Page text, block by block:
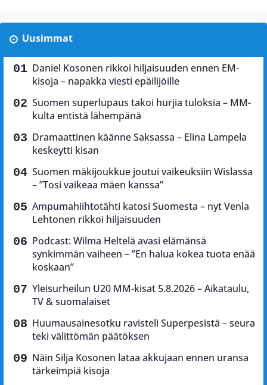
Uusimmat
Daniel Kosonen rikkoi hiljaisuuden ennen EM-
kisoja – napakka viesti epäilijöille
Suomen superlupaus takoi hurjia tuloksia – MM-
kulta entistä lähempänä
Dramaattinen käänne Saksassa – Elina Lampela
keskeytti kisan
Suomen mäkijoukkue joutui vaikeuksiin Wislassa
– ”Tosi vaikeaa mäen kanssa”
Ampumahiihtotähti katosi Suomesta – nyt Venla
Lehtonen rikkoi hiljaisuuden
Podcast: Wilma Heltelä avasi elämänsä
synkimmän vaiheen – ”En halua kokea tuota enää
koskaan”
Yleisurheilun U20 MM-kisat 5.8.2026 – Aikataulu,
TV & suomalaiset
Huumausainesotku ravisteli Superpesistä – seura
teki välittömän päätöksen
Näin Silja Kosonen lataa akkujaan ennen uransa
tärkeimpiä kisoja